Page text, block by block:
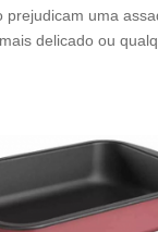
prejudicam uma
delicado ou